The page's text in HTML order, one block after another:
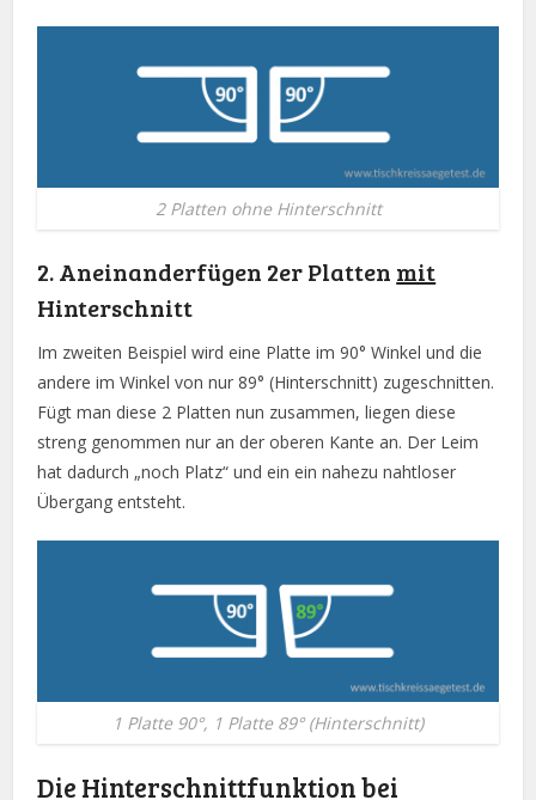
2 Platten ohne Hinterschnitt
2. Aneinanderfügen 2er Platten mit
Hinterschnitt
Im zweiten Beispiel wird eine Platte im 90° Winkel und die
andere im Winkel von nur 89° (Hinterschnitt) zugeschnitten.
Fügt man diese 2 Platten nun zusammen, liegen diese
streng genommen nur an der oberen Kante an. Der Leim
hat dadurch „noch Platz“ und ein ein nahezu nahtloser
Übergang entsteht.
1 Platte 90°, 1 Platte 89° (Hinterschnitt)
Die Hinterschnittfunktion bei